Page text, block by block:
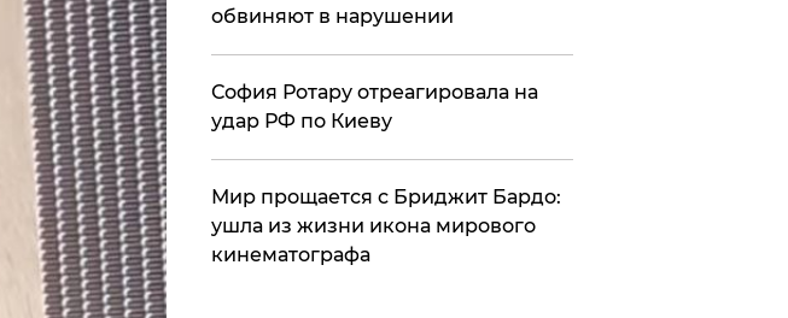
обвиняют в нарушении
София Ротару отреагировала на
удар РФ по Киеву
Мир прощается с Бриджит Бардо:
ушла из жизни икона мирового
кинематографа